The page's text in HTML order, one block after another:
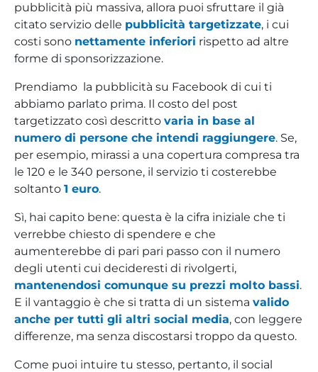
pubblicità più massiva, allora puoi sfruttare il già
citato servizio delle pubblicità targetizzate, i cui
costi sono nettamente inferiori rispetto ad altre
forme di sponsorizzazione.
Prendiamo la pubblicità su Facebook di cui ti
abbiamo parlato prima. Il costo del post
targetizzato così descritto varia in base al
numero di persone che intendi raggiungere. Se,
per esempio, mirassi a una copertura compresa tra
le 120 e le 340 persone, il servizio ti costerebbe
soltanto 1 euro.
Sì, hai capito bene: questa è la cifra iniziale che ti
verrebbe chiesto di spendere e che
aumenterebbe di pari pari passo con il numero
degli utenti cui decideresti di rivolgerti,
mantenendosi comunque su prezzi molto bassi.
E il vantaggio è che si tratta di un sistema valido
anche per tutti gli altri social media, con leggere
differenze, ma senza discostarsi troppo da questo.
Come puoi intuire tu stesso, pertanto, il social